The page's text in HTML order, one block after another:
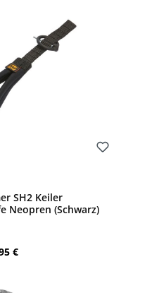
SH2 Keiler
Neopren (Schwarz)
Preis:
€